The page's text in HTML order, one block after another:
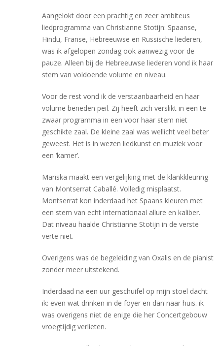
Aangelokt door een prachtig en zeer ambiteus
liedprogramma van Christianne Stotijn: Spaanse,
Hindu, Franse, Hebreeuwse en Russische liederen,
was ik afgelopen zondag ook aanwezig voor de
pauze. Alleen bij de Hebreeuwse liederen vond ik haar
stem van voldoende volume en niveau.
Voor de rest vond ik de verstaanbaarheid en haar
volume beneden peil. Zij heeft zich verslikt in een te
zwaar programma in een voor haar stem niet
geschikte zaal. De kleine zaal was wellicht veel beter
geweest. Het is in wezen liedkunst en muziek voor
een ‘kamer’.
Mariska maakt een vergelijking met de klankkleuring
van Montserrat Caballé. Volledig misplaatst.
Montserrat kon inderdaad het Spaans kleuren met
een stem van echt internationaal allure en kaliber.
Dat niveau haalde Christianne Stotijn in de verste
verte niet.
Overigens was de begeleiding van Oxalis en de pianist
zonder meer uitstekend.
Inderdaad na een uur geschuifel op mijn stoel dacht
ik: even wat drinken in de foyer en dan naar huis. ik
was overigens niet de enige die her Concertgebouw
vroegtijdig verlieten.